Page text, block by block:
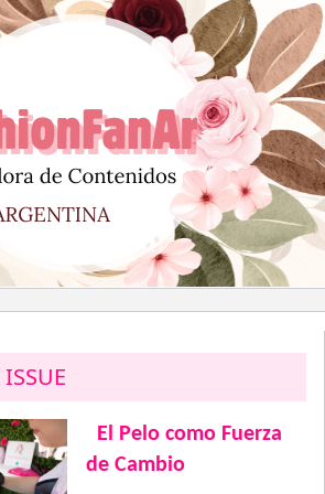
ISSUE
El Pelo como Fuerza
de Cambio